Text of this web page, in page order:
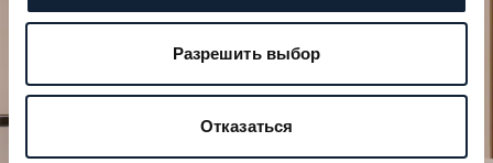
Разрешить выбор
Отказаться
момент
Откройте для себя наши часовые творения в
одном из бутиков.